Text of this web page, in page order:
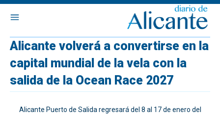
Alicante volverá a convertirse en la
capital mundial de la vela con la
salida de la Ocean Race 2027
Alicante Puerto de Salida regresará del 8 al 17 de enero del